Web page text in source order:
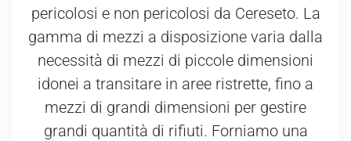
pericolosi e non pericolosi da Cereseto. La
gamma di mezzi a disposizione varia dalla
necessità di mezzi di piccole dimensioni
idonei a transitare in aree ristrette, fino a
mezzi di grandi dimensioni per gestire
grandi quantità di rifiuti. Forniamo una